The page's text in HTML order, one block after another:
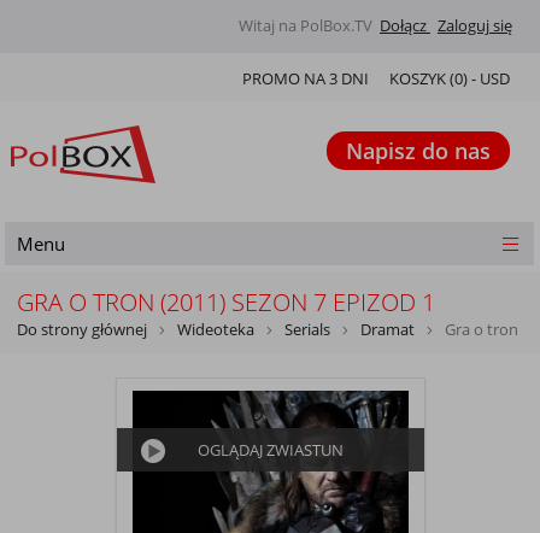
Witaj na PolBox.TV Dołącz Zaloguj się
KOSZYK (0) - USD
PROMO NA 3 DNI
Napisz do nas
Menu
GRA O TRON (2011) SEZON 7 EPIZOD 1
Do strony głównej Wideoteka Serials Dramat Gra o tron
OGLĄDAJ ZWIASTUN